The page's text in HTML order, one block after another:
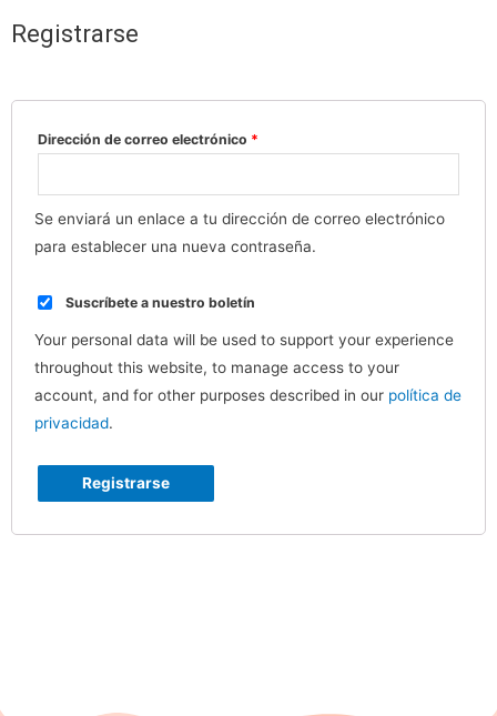
Registrarse
Dirección de correo electrónico *
Se enviará un enlace a tu dirección de correo electrónico
para establecer una nueva contraseña.
Suscríbete a nuestro boletín
Your personal data will be used to support your experience
throughout this website, to manage access to your
account, and for other purposes described in our política de
privacidad.
Registrarse